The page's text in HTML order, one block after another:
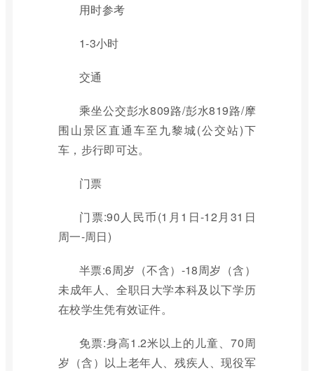
用时参考
1-3小时
交通
乘坐公交彭水809路/彭水819路/摩
围山景区直通车至九黎城(公交站)下
车，步行即可达。
门票
门票:90人民币(1月1日-12月31日
周一-周日)
半票:6周岁（不含）-18周岁（含）
未成年人、全职日大学本科及以下学历
在校学生凭有效证件。
免票:身高1.2米以上的儿童、70周
岁（含）以上老年人、残疾人、现役军